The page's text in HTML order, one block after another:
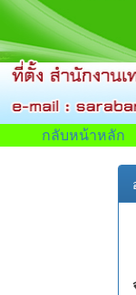
กลับหน้าหลัก